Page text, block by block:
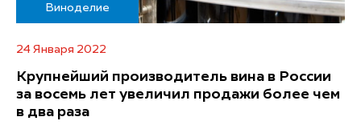
Виноделие
24 Января 2022
Крупнейший производитель вина в России
за восемь лет увеличил продажи более чем
в два раза